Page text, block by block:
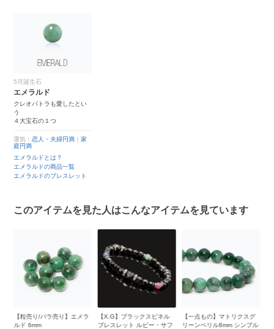
5月誕生石
エメラルド
クレオパトラも愛したとい
う
４大宝石の１つ
運気：恋人・夫婦円満 ｜家
庭円満
エメラルドとは？
エメラルドの商品一覧
エメラルドのブレスレット
このアイテムを見た人はこんなアイテムを見ています
【粒売り/バラ売り】エメラ
ルド 6mm
【X.G】ブラックスピネル
ブレスレット ルビー・サフ
【一点もの】マトリクスグ
リーンベリル8mm シンプル